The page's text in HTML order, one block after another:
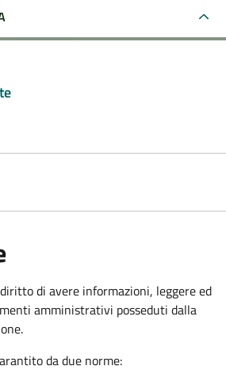
di avere informazioni, leggere ed
amministrativi posseduti dalla
da due norme: